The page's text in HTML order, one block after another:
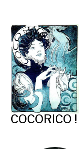
COCORICO !